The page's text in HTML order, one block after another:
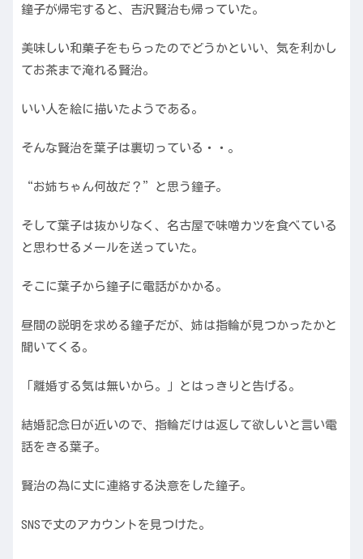
鐘子が帰宅すると、吉沢賢治も帰っていた。
美味しい和菓子をもらったのでどうかといい、気を利かし
てお茶まで淹れる賢治。
いい人を絵に描いたようである。
そんな賢治を葉子は裏切っている・・。
“お姉ちゃん何故だ？”と思う鐘子。
そして葉子は抜かりなく、名古屋で味噌カツを食べている
と思わせるメールを送っていた。
そこに葉子から鐘子に電話がかかる。
昼間の説明を求める鐘子だが、姉は指輪が見つかったかと
聞いてくる。
「離婚する気は無いから。」とはっきりと告げる。
結婚記念日が近いので、指輪だけは返して欲しいと言い電
話をきる葉子。
賢治の為に丈に連絡する決意をした鐘子。
SNSで丈のアカウントを見つけた。